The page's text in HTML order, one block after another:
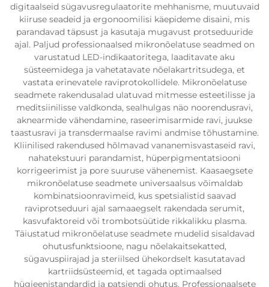
digitaalseid sügavusregulaatorite mehhanisme, muutuvaid
kiiruse seadeid ja ergonoomilisi käepideme disaini, mis
parandavad täpsust ja kasutaja mugavust protseduuride
ajal. Paljud professionaalsed mikronõelatuse seadmed on
varustatud LED-indikaatoritega, laaditavate aku
süsteemidega ja vahetatavate nõelakartritsudega, et
vastata erinevatele raviprotokollidele. Mikronõelatuse
seadmete rakendusalad ulatuvad mitmesse esteetilisse ja
meditsiinilisse valdkonda, sealhulgas näo noorendusravi,
aknearmide vähendamine, raseerimisarmide ravi, juukse
taastusravi ja transdermaalse ravimi andmise tõhustamine.
Kliinilised rakendused hõlmavad vananemisvastaseid ravi,
nahatekstuuri parandamist, hüperpigmentatsiooni
korrigeerimist ja pore suuruse vähenemist. Kaasaegsete
mikronõelatuse seadmete universaalsus võimaldab
kombinatsioonravimeid, kus spetsialistid saavad
raviprotseduuri ajal samaaegselt rakendada serumit,
kasvufaktoreid või trombotsüütide rikkalikku plasma.
Täiustatud mikronõelatuse seadmete mudelid sisaldavad
ohutusfunktsioone, nagu nõelakaitsekatted,
sügavuspiirajad ja steriilsed ühekordselt kasutatavad
kartriidsüsteemid, et tagada optimaalsed
hügieenistandardid ja patsiendi ohutus. Professionaalsete